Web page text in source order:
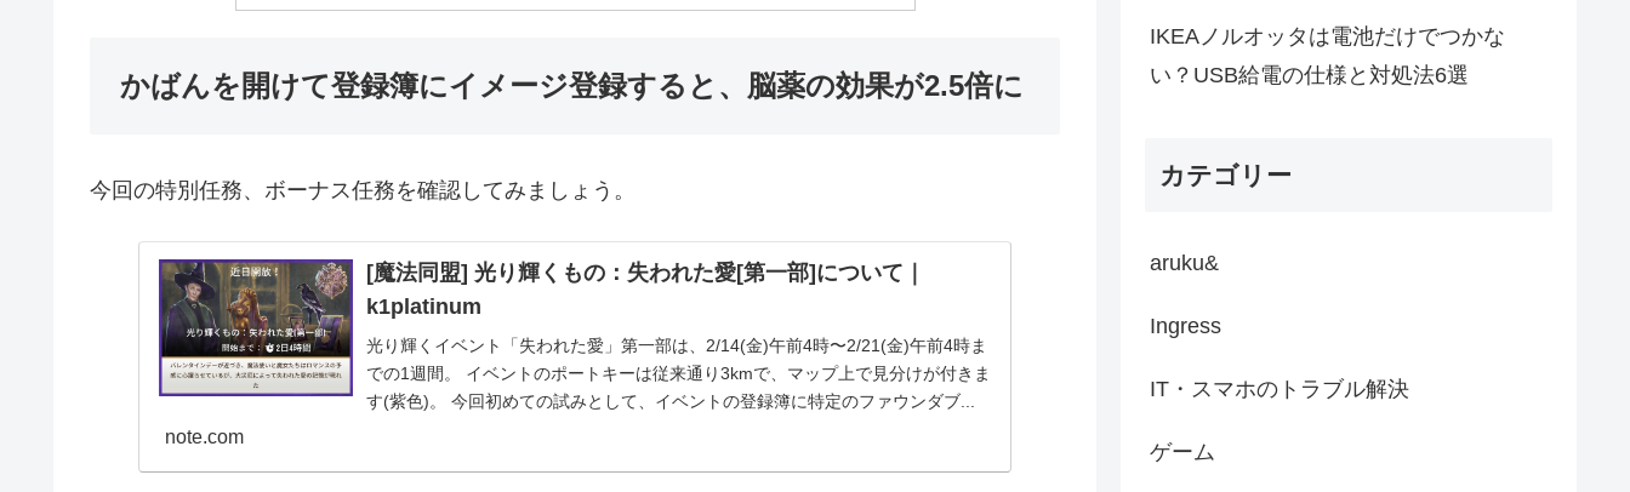
かばんを開けて登録簿にイメージ登録すると、脳薬の効果が2.5倍に
今回の特別任務、ボーナス任務を確認してみましょう。
[魔法同盟] 光り輝くもの：失われた愛[第一部]について｜
k1platinum
光り輝くイベント「失われた愛」第一部は、2/14(金)午前4時〜2/21(金)午前4時ま
での1週間。 イベントのポートキーは従来通り3kmで、マップ上で見分けが付きま
す(紫色)。 今回初めての試みとして、イベントの登録簿に特定のファウンダブ...
note.com
IKEAノルオッタは電池だけでつかな
い？USB給電の仕様と対処法6選
カテゴリー
aruku&
Ingress
IT・スマホのトラブル解決
ゲーム